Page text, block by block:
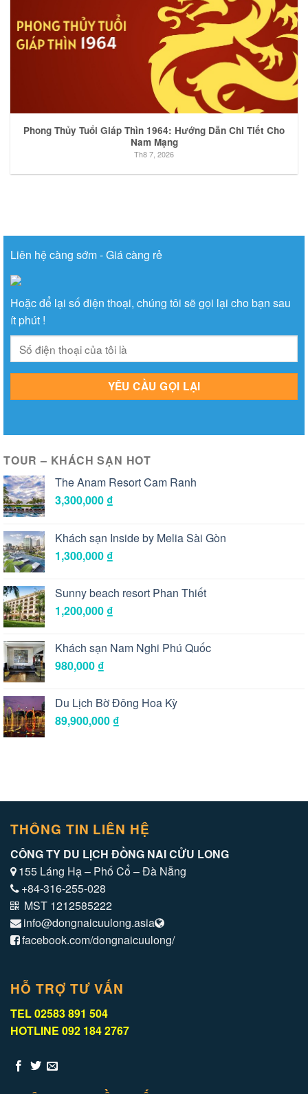
Phong Thủy Tuổi Giáp Thìn 1964: Hướng Dẫn Chi Tiết Cho
Nam Mạng
Th8 7, 2026
Liên hệ càng sớm - Giá càng rẻ
Hoặc để lại số điện thoại, chúng tôi sẽ gọi lại cho bạn sau
ít phút !
TOUR – KHÁCH SẠN HOT
The Anam Resort Cam Ranh
3,300,000 ₫
Khách sạn Inside by Melia Sài Gòn
1,300,000 ₫
Sunny beach resort Phan Thiết
1,200,000 ₫
Khách sạn Nam Nghi Phú Quốc
980,000 ₫
Du Lịch Bờ Đông Hoa Kỳ
89,900,000 ₫
THÔNG TIN LIÊN HỆ
CÔNG TY DU LỊCH ĐỒNG NAI CỬU LONG
155 Láng Hạ – Phố Cổ – Đà Nẵng
+84-316-255-028
MST 1212585222
info@dongnaicuulong.asia
facebook.com/dongnaicuulong/
HỖ TRỢ TƯ VẤN
TEL 02583 891 504
HOTLINE 092 184 2767